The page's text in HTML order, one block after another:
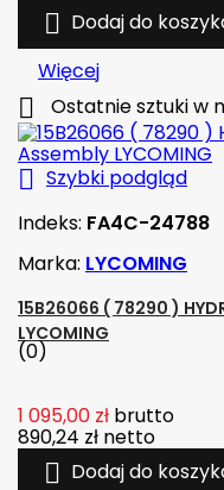
 Dodaj do
Więcej
 Ostatnie sztuki w
 Szybki podgląd
Indeks: FA4C-24788
Marka: LYCOMING
15B26066 ( 78290 )
LYCOMING
(0)
1 095,00 zł brutto
890,24 zł netto
 Dodaj do